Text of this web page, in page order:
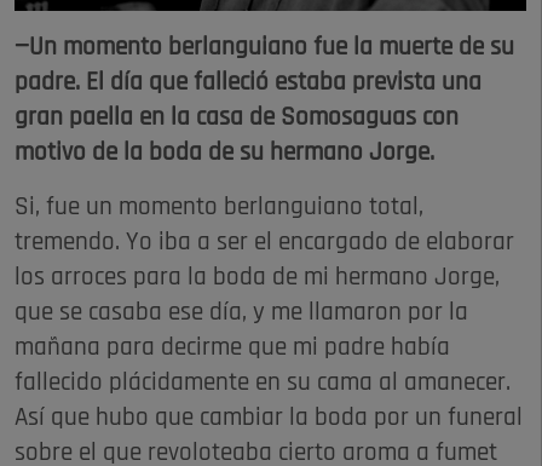
—Un momento berlanguiano fue la muerte de su
padre. El día que falleció estaba prevista una
gran paella en la casa de Somosaguas con
motivo de la boda de su hermano Jorge.
Si, fue un momento berlanguiano total,
tremendo. Yo iba a ser el encargado de elaborar
los arroces para la boda de mi hermano Jorge,
que se casaba ese día, y me llamaron por la
mañana para decirme que mi padre había
fallecido plácidamente en su cama al amanecer.
Así que hubo que cambiar la boda por un funeral
sobre el que revoloteaba cierto aroma a fumet